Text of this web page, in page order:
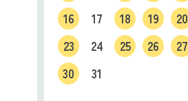
16
17 18 19 20
23
24 25 26 27
30
31